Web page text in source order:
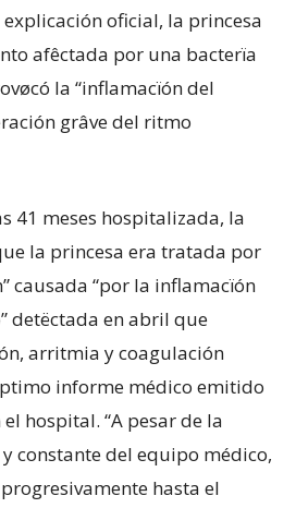
oficial, la princesa
afêctada por una bacterïa
la “inflamacïón del
grâve del ritmo
41 meses hospitalizada, la
la princesa era tratada por
causada “por la inflamacïón
detëctada en abril que
arritmia y coagulación
informe médico emitido
hospital. “A pesar de la
constante del equipo médico,
hasta el